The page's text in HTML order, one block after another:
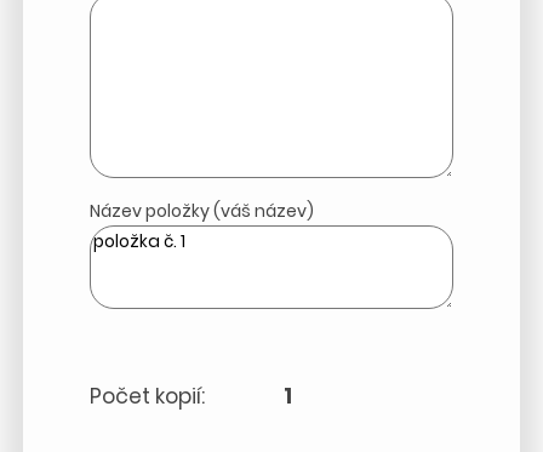
Název položky (váš název)
Počet kopií: 1